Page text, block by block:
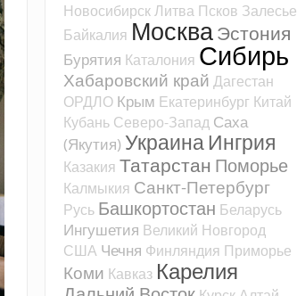
НовосибирскЛитва Псков Залесье
Байкалия МоскваЭстония
Бурятия Каталония Сибирь
Хабаровский край Дагестан
ОРДЛО Крым Екатеринбург Китай
Кубань Северо-Запад Саха
(Якутия) УкраинаИнгрия
Казакия Татарстан Поморье
Калмыкия Санкт-Петербург
Русь Башкортостан Беларусь
Ингушетия Великий Новгород
США Чечня Финляндия Приморье
Коми Кавказ Карелия